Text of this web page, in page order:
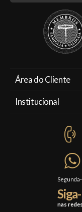
Área do Cliente
Institucional
Política de
Trocas e Devoluções
Formas de
nas